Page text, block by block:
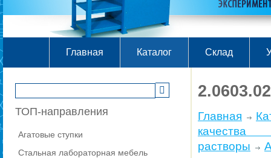
Главная Каталог Склад
ТОП-направления
Агатовые ступки
Стальная лабораторная мебель
Главная
растворы